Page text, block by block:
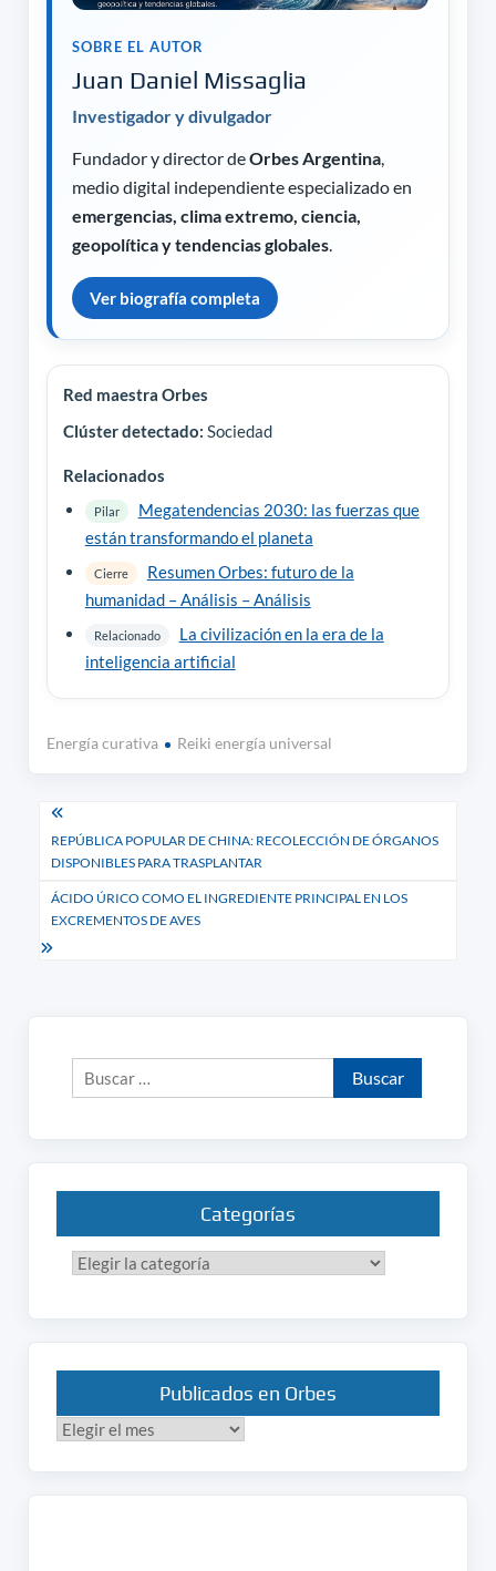
SOBRE EL AUTOR
Juan Daniel Missaglia
Investigador y divulgador
Fundador y director deOrbes Argentina,
medio digital independiente especializado en
emergencias, clima extremo, ciencia,
geopolítica y tendencias globales.
Ver biografía completa
Red maestra Orbes
Clúster detectado: Sociedad
Relacionados
Pilar
Megatendencias 2030: las fuerzas que
están transformando el planeta
Cierre
Resumen Orbes: futuro de la
humanidad – Análisis – Análisis
Relacionado
La civilización en la era de la
inteligencia artificial
Energía curativa Reiki energía universal
Navegación
de
entradas
REPÚBLICA POPULAR DE CHINA: RECOLECCIÓN DE ÓRGANOS
DISPONIBLES PARA TRASPLANTAR
ÁCIDO ÚRICO COMO EL INGREDIENTE PRINCIPAL EN LOS
EXCREMENTOS DE AVES
Buscar:
Categorías
Categorías
Publicados en Orbes
Publicados